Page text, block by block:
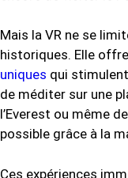
Mais la VR ne se
historiques. Elle
uniques qui
de méditer sur une
l’Everest ou même
possible grâce à la
Ces expériences